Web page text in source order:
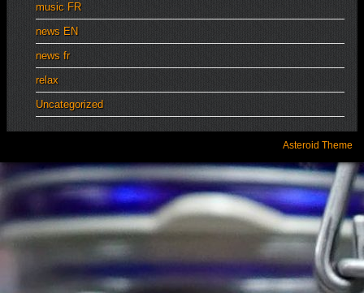
music FR
news EN
news fr
relax
Uncategorized
Asteroid Theme